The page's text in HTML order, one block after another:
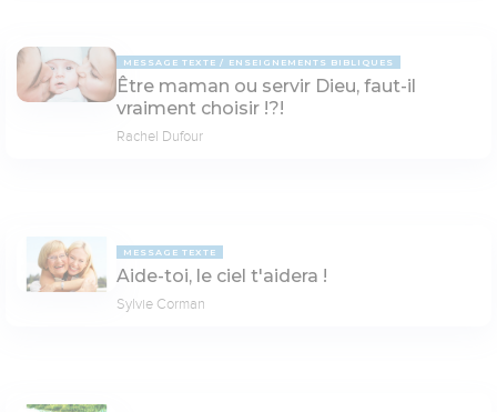
MESSAGE TEXTE ENSEIGNEMENTS BIBLIQUES
Être maman ou servir Dieu, faut-il
vraiment choisir !?!
Rachel Dufour
MESSAGE TEXTE
Aide-toi, le ciel t'aidera !
Sylvie Corman